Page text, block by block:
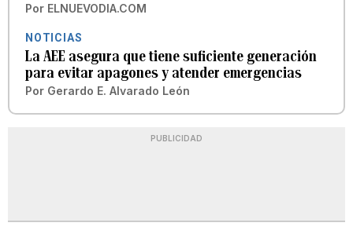
Por ELNUEVODIA.COM
NOTICIAS
La AEE asegura que tiene suficiente generación
para evitar apagones y atender emergencias
Por Gerardo E. Alvarado León
PUBLICIDAD